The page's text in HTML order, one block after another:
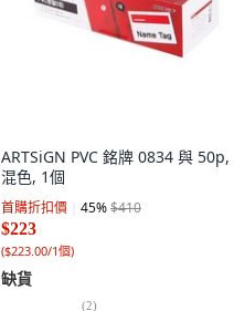
ARTSiGN PVC 銘牌 0834 與 50p,
混色, 1個
首購折扣價 45%$410
$223
($223.00/1個)
缺貨
(2)